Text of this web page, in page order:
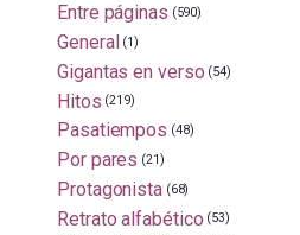
Entre páginas (590)
General (1)
Gigantas en verso (54)
Hitos (219)
Pasatiempos (48)
Por pares (21)
Protagonista (68)
Retrato alfabético (53)